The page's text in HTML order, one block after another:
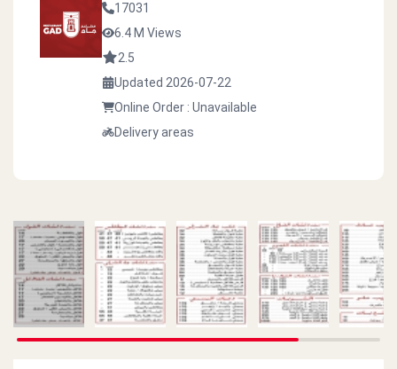
17031
6.4 M Views
2.5
Updated 2026-07-22
Online Order : Unavailable
Delivery areas